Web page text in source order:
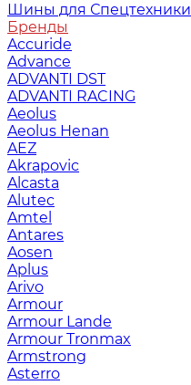
Шины для Спецтехники
Бренды
Accuride
Advance
ADVANTI DST
ADVANTI RACING
Aeolus
Aeolus Henan
AEZ
Akrapovic
Alcasta
Alutec
Amtel
Antares
Aosen
Aplus
Arivo
Armour
Armour Lande
Armour Tronmax
Armstrong
Asterro